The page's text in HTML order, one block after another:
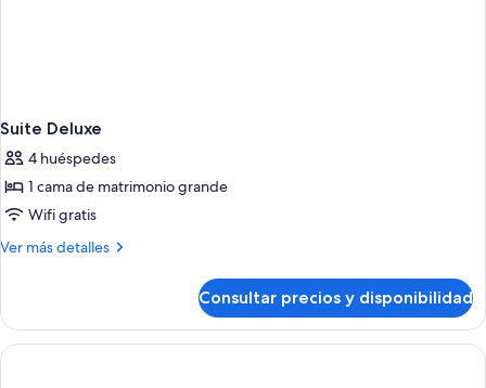
Suite Deluxe
4 huéspedes
1 cama de matrimonio grande
Wifi gratis
Ver más detalles
Más
Deluxe
Consultar precios y disponibilidad